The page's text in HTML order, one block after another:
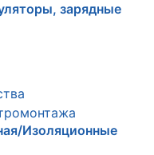
зарядные
Изоляционные